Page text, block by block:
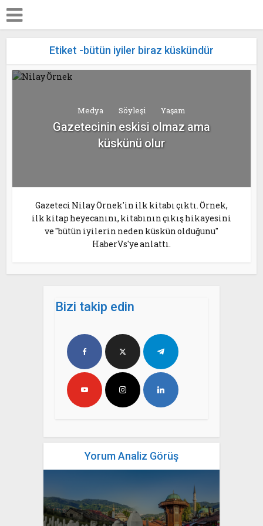
Etiket -bütün iyiler biraz küskündür
Medya Söyleşi Yaşam
Gazetecinin eskisi olmaz ama
küskünü olur
Gazeteci Nilay Örnek'in ilk kitabı çıktı. Örnek,
ilk kitap heyecanını, kitabının çıkış hikayesini
ve "bütün iyilerin neden küskün olduğunu"
HaberVs'ye anlattı.
Bizi takip edin
Yorum Analiz Görüş
Yorum Analiz Görüş
Balkanlar’da tarih ve hafıza: